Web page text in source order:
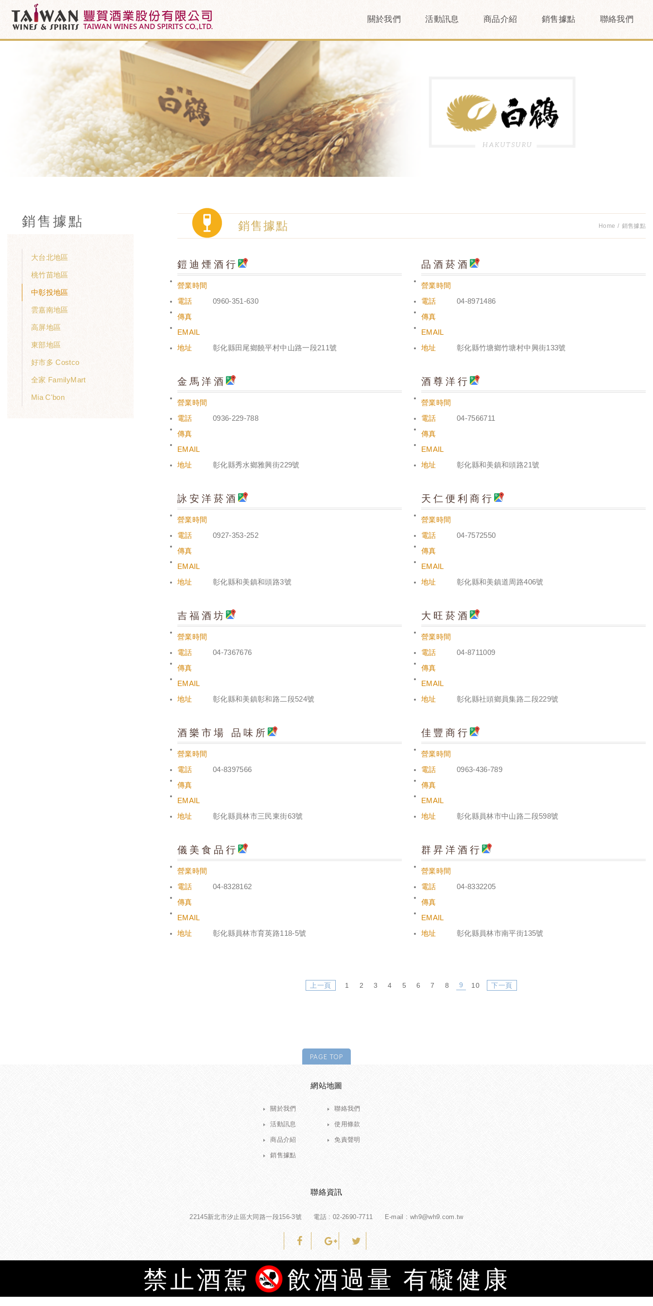
關於我們 活動訊息 商品介紹 銷售據點 聯絡我們
銷售據點
大台北地區
桃竹苗地區
中彰投地區
雲嘉南地區
高屏地區
東部地區
好市多 Costco
全家 FamilyMart
Mia C'bon
銷售據點 Home 銷售據點
鎧迪煙酒行
營業時間
電話
0960-351-630
傳真
EMAIL
地址
彰化縣田尾鄉饒平村中山路一段211號
品酒菸酒
營業時間
電話
04-8971486
傳真
EMAIL
地址
彰化縣竹塘鄉竹塘村中興街133號
金馬洋酒
營業時間
電話
0936-229-788
傳真
EMAIL
地址
彰化縣秀水鄉雅興街229號
酒尊洋行
營業時間
電話
04-7566711
傳真
EMAIL
地址
彰化縣和美鎮和頭路21號
詠安洋菸酒
營業時間
電話
0927-353-252
傳真
EMAIL
地址
彰化縣和美鎮和頭路3號
天仁便利商行
營業時間
電話
04-7572550
傳真
EMAIL
地址
彰化縣和美鎮道周路406號
吉福酒坊
營業時間
電話
04-7367676
傳真
EMAIL
地址
彰化縣和美鎮彰和路二段524號
大旺菸酒
營業時間
電話
04-8711009
傳真
EMAIL
地址
彰化縣社頭鄉員集路二段229號
酒樂市場 品味所
營業時間
電話
04-8397566
傳真
EMAIL
地址
彰化縣員林市三民東街63號
佳豐商行
營業時間
電話
0963-436-789
傳真
EMAIL
地址
彰化縣員林市中山路二段598號
儀美食品行
營業時間
電話
04-8328162
傳真
EMAIL
地址
彰化縣員林市育英路118-5號
群昇洋酒行
營業時間
電話
04-8332205
傳真
EMAIL
地址
彰化縣員林市南平街135號
上一頁 1 2 3 4 5 6 7 8 9 10 下一頁
PAGE TOP
網站地圖
關於我們
活動訊息
商品介紹
銷售據點
聯絡我們
使用條款
免責聲明
聯絡資訊
22145新北市汐止區大同路一段156-3號 電話 :02-2690-7711 E-mail : wh9@wh9.com.tw
Copyright © 豐賀酒業股份有限公司 All Rights Reserved.
禁止酒駕 飲酒過量 有礙健康